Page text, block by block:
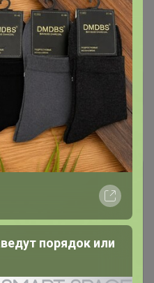
гигиене, позволяя им
информация
необходимо
порядок или